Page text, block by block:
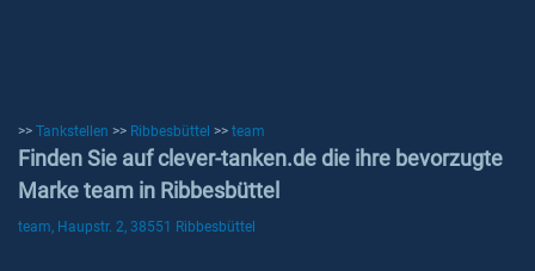
>> Tankstellen >> Ribbesbüttel >> team
Finden Sie auf clever-tanken.de die ihre bevorzugte
Marke team in Ribbesbüttel
team, Haupstr. 2, 38551 Ribbesbüttel